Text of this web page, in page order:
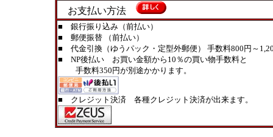
お支払い方法
■ 銀行振り込み（前払い）
■ 郵便振替 （前払い）
■ 代金引換（ゆうパック・定型外郵便） 手数料800円～
■ NP後払い お買い金額から10％の買い物手数料と
手数料350円が別途かかります。
■ クレジット決済 各種クレジット決済が出来ます。